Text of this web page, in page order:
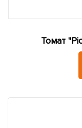
Томат